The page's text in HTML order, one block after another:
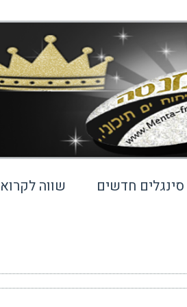
סינגלים חדשים שווה לקרוא